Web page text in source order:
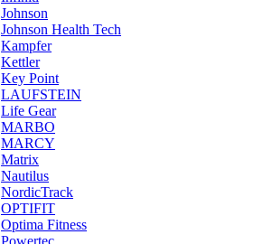
Johnson
Johnson Health Tech
Kampfer
Kettler
Key Point
LAUFSTEIN
Life Gear
MARBO
MARCY
Matrix
Nautilus
NordicTrack
OPTIFIT
Optima Fitness
Powertec